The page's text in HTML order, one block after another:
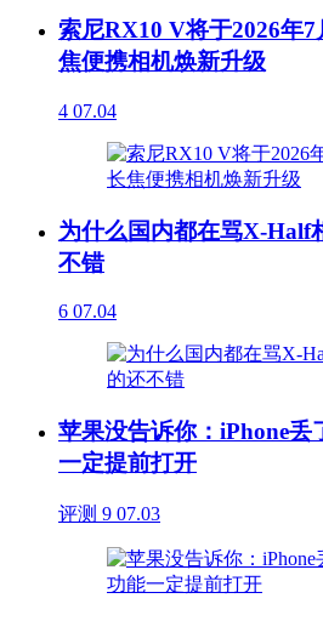
索尼RX10 V将于2026年
焦便携相机焕新升级
4 07.04
为什么国内都在骂X-Half
不错
6 07.04
苹果没告诉你：iPhone丢
一定提前打开
评测 9 07.03